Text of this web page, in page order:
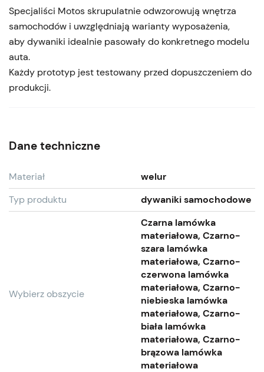
Specjaliści Motos skrupulatnie odwzorowują wnętrza
samochodów i uwzględniają warianty wyposażenia,
aby dywaniki idealnie pasowały do konkretnego modelu
auta.
Każdy prototyp jest testowany przed dopuszczeniem do
produkcji.
Dane techniczne
Materiał
welur
Typ produktu
dywaniki samochodowe
Wybierz obszycie
Czarna lamówka
materiałowa, Czarno-
szara lamówka
materiałowa, Czarno-
czerwona lamówka
materiałowa, Czarno-
niebieska lamówka
materiałowa, Czarno-
biała lamówka
materiałowa, Czarno-
brązowa lamówka
materiałowa